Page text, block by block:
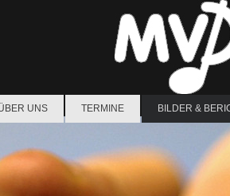
UNS TERMINE BILDER &